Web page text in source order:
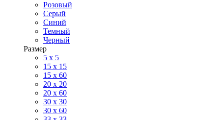
Розовый
Серый
Синий
Темный
Черный
Размер
5 x 5
15 x 15
15 x 60
20 х 20
20 x 60
30 х 30
30 x 60